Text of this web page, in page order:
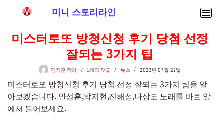
텐
너
뛰
기
미니 스토리라인
미스터로또 방청신청 후기 당첨 선정
잘되는 3가지 팁
김지훈 작가 1개의 댓글 뉴스 2023년 07월 27일
미스터로또 방청신청 후기 당첨 선정 잘되는 3가지 팁을 알
아보겠습니다. 안성훈,박지현,진해성,나상도 노래를 바로 앞
에서 들어보세요.